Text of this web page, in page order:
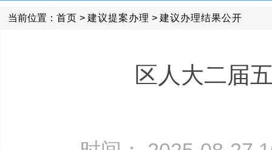
当前位置： 首页 > 建议提案办理 > 建议办理结果公开
区人大二届